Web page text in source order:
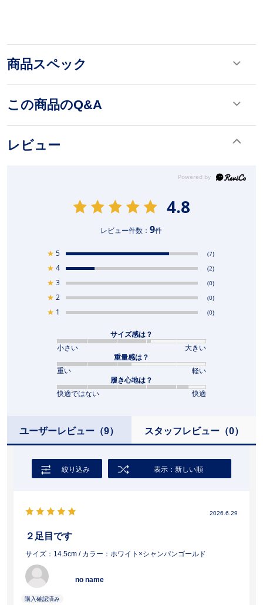
商品スペック
この商品のQ&A
レビュー
4.8
レビュー件数：9件
★ 5 (7)
★ 4 (2)
★ 3 (0)
★ 2 (0)
★ 1 (0)
サイズ感は？
小さい
大きい
重量感は？
重い
軽い
履き心地は？
快適ではない
快適
ユーザーレビュー （9） スタッフレビュー（0）
絞り込み 表示：新しい順
2026.6.29
２足目です
サイズ：14.5cm / カラー：ホワイト×シャンパンゴールド
no name